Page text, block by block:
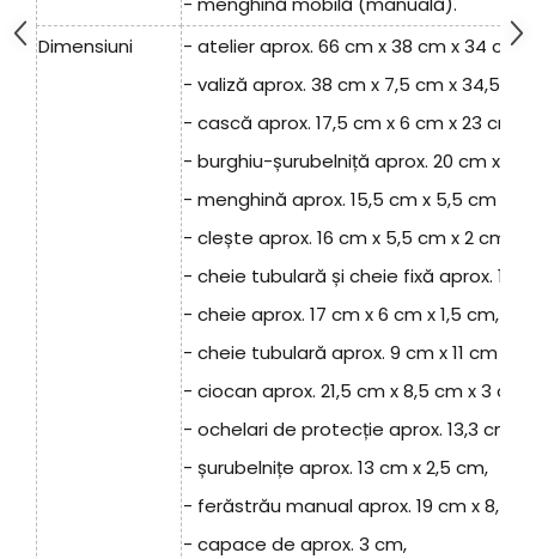
Dimensiuni
- atelier aprox. 66 cm x 38 cm x 34 cm,
- valiză aprox. 38 cm x 7,5 cm x 34,5 cm,
- cască aprox. 17,5 cm x 6 cm x 23 cm,
- burghiu-șurubelniță aprox. 20 cm x
- menghină aprox. 15,5 cm x 5,5 cm x 8
- clește aprox. 16 cm x 5,5 cm x 2 cm,
- cheie tubulară și cheie fixă ​​aprox. 15
- cheie aprox. 17 cm x 6 cm x 1,5 cm,
- cheie tubulară aprox. 9 cm x 11 cm x 2
- ciocan aprox. 21,5 cm x 8,5 cm x 3 cm,
- ochelari de protecție aprox. 13,3 cm x
- șurubelnițe aprox. 13 cm x 2,5 cm,
- ferăstrău manual aprox. 19 cm x 8,5
- capace de aprox. 3 cm,